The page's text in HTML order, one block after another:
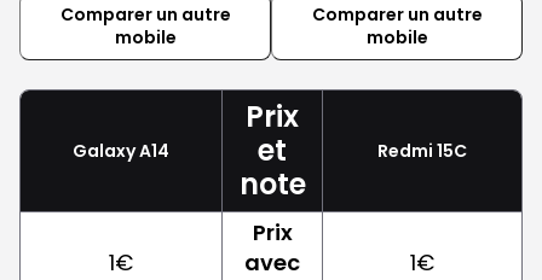
Comparer un autre
mobile
Comparer un autre
mobile
Galaxy A14
Prix
et
note
Redmi 15C
1€
Prix
avec
1€